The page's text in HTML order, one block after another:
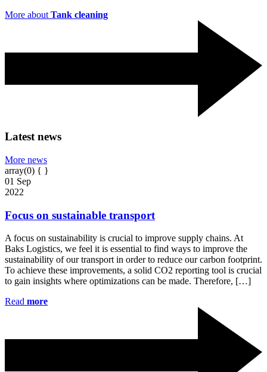
More about Tank cleaning
Latestnews
More news
array(0) { }
01 Sep
2022
Focus on sustainable transport
A focus on sustainability is crucial to improve supply chains. At
Baks Logistics, we feel it is essential to find ways to improve the
sustainability of our transport in order to reduce our carbon footprint.
To achieve these improvements, a solid CO2 reporting tool is crucial
to gain insights where optimizations can be made. Therefore, […]
Read more